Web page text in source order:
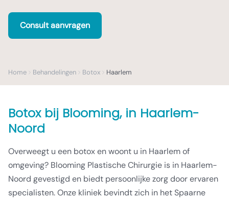
Consult aanvragen
Home Behandelingen Botox Haarlem
Botoxbij Blooming, in Haarlem-
Noord
Overweegt u een botox en woont u in Haarlem of
omgeving? Blooming Plastische Chirurgie is in Haarlem-
Noord gevestigd en biedt persoonlijke zorg door ervaren
specialisten. Onze kliniek bevindt zich in het Spaarne